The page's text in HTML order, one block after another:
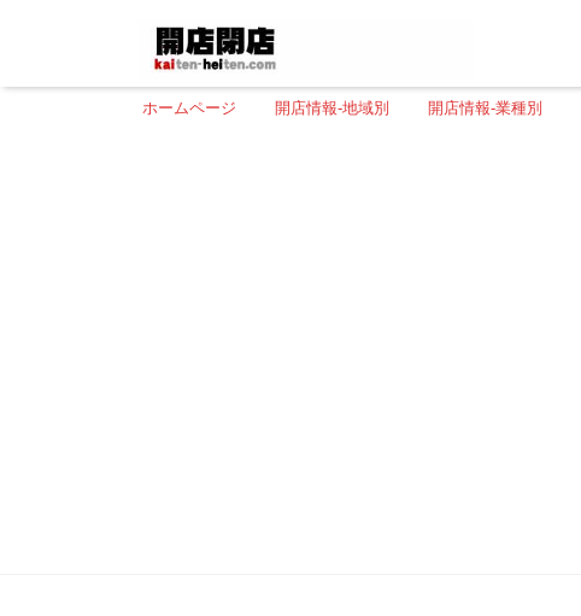
ホームページ 開店情報-地域別 開店情報-業種別